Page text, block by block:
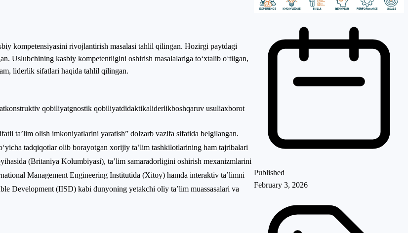
kompetensiyasini rivojlantirish masalasi tahlil qilingan. Hozirgi paytdagi
Uslubchining kasbiy kompetentligini oshirish masalalariga to‘xtalib o‘tilgan,
liderlik sifatlari haqida tahlil qilingan.
konstruktiv qobiliyatgnostik qobiliyatdidaktikaliderlikboshqaruv usuliaxborot
ta’lim olish imkoniyatlarini yaratish” dolzarb vazifa sifatida belgilangan.
tadqiqotlar olib borayotgan xorijiy ta’lim tashkilotlarining ham tajribalari
(Britaniya Kolumbiyasi), ta’lim samaradorligini oshirish mexanizmlarini
Management Engineering Institutida (Xitoy) hamda interaktiv ta’limni
Development (IISD) kabi dunyoning yetakchi oliy ta’lim muassasalari va
Published
February 3, 2026